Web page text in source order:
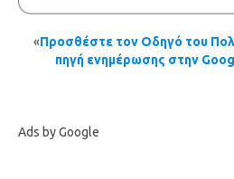
«Προσθέστε τον Οδηγό του
πηγή ενημέρωσης στην
Ads by Google